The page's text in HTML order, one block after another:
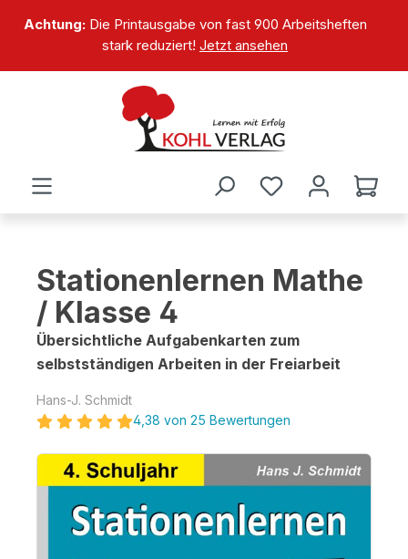
springen
Achtung:Die Printausgabe von fast 900 Arbeitsheften
stark reduziert! Jetzt ansehen
Stationenlernen Mathe
/ Klasse 4
Übersichtliche Aufgabenkarten zum
selbstständigen Arbeiten in der Freiarbeit
Hans-J. Schmidt
4,38 von 25 Bewertungen
Bildergalerie überspringen